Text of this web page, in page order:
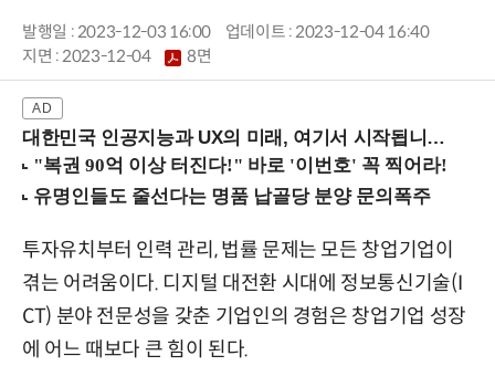
발행일 : 2023-12-03 16:00
업데이트 : 2023-12-04 16:40
지면 :2023-12-04 8면
대한민국 인공지능과 UX의 미래, 여기서 시작됩니다! (9/2 강남역)
투자유치부터 인력 관리, 법률 문제는 모든 창업기업이
겪는 어려움이다. 디지털 대전환 시대에 정보통신기술(I
CT) 분야 전문성을 갖춘 기업인의 경험은 창업기업 성장
에 어느 때보다 큰 힘이 된다.